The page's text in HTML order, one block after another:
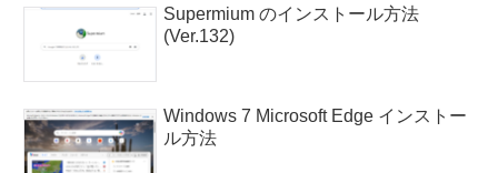
Supermium のインストール方法
(Ver.132)
Windows 7 Microsoft Edge インストー
ル方法